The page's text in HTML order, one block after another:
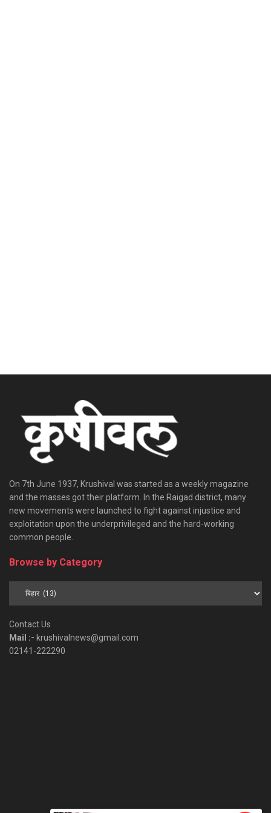
On 7th June 1937, Krushival was started as a weekly magazine
and the masses got their platform. In the Raigad district, many
new movements were launched to fight against injustice and
exploitation upon the underprivileged and the hard-working
common people.
Browse by Category
Browse
Contact Us
Mail :- krushivalnews@gmail.com
02141-222290